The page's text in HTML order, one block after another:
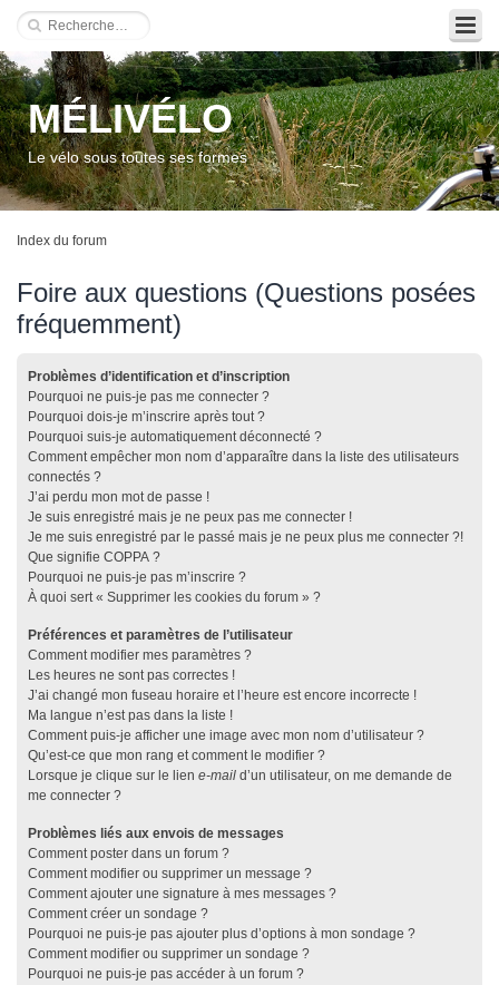
MÉLIVÉLO
Le vélo sous toutes ses formes
Index du forum
Foire aux questions (Questions posées
fréquemment)
Problèmes d’identification et d’inscription
Pourquoi ne puis-je pas me connecter ?
Pourquoi dois-je m’inscrire après tout ?
Pourquoi suis-je automatiquement déconnecté ?
Comment empêcher mon nom d’apparaître dans la liste des utilisateurs
connectés ?
J’ai perdu mon mot de passe !
Je suis enregistré mais je ne peux pas me connecter !
Je me suis enregistré par le passé mais je ne peux plus me connecter ?!
Que signifie COPPA ?
Pourquoi ne puis-je pas m’inscrire ?
À quoi sert « Supprimer les cookies du forum » ?
Préférences et paramètres de l’utilisateur
Comment modifier mes paramètres ?
Les heures ne sont pas correctes !
J’ai changé mon fuseau horaire et l’heure est encore incorrecte !
Ma langue n’est pas dans la liste !
Comment puis-je afficher une image avec mon nom d’utilisateur ?
Qu’est-ce que mon rang et comment le modifier ?
Lorsque je clique sur le lien e-mail d’un utilisateur, on me demande de
me connecter ?
Problèmes liés aux envois de messages
Comment poster dans un forum ?
Comment modifier ou supprimer un message ?
Comment ajouter une signature à mes messages ?
Comment créer un sondage ?
Pourquoi ne puis-je pas ajouter plus d’options à mon sondage ?
Comment modifier ou supprimer un sondage ?
Pourquoi ne puis-je pas accéder à un forum ?